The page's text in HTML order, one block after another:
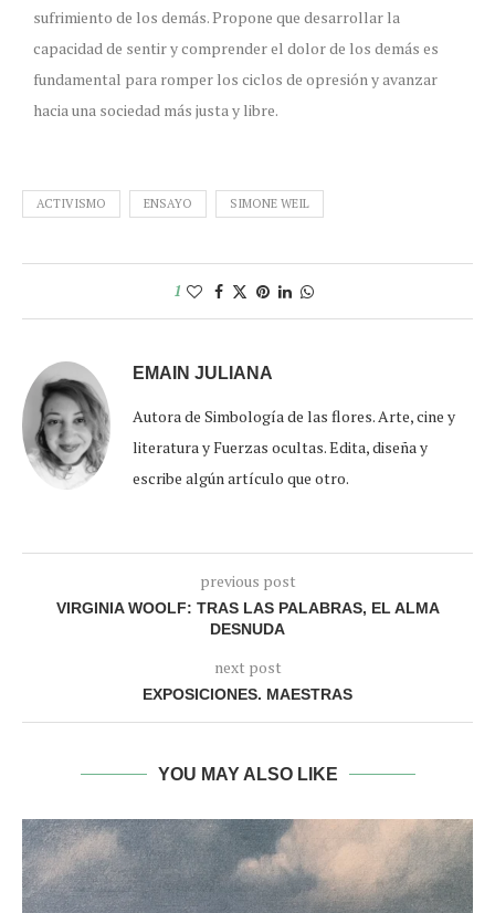
sufrimiento de los demás. Propone que desarrollar la
capacidad de sentir y comprender el dolor de los demás es
fundamental para romper los ciclos de opresión y avanzar
hacia una sociedad más justa y libre.
ACTIVISMO ENSAYO SIMONE WEIL
1
EMAIN JULIANA
Autora de Simbología de las flores. Arte, cine y
literatura y Fuerzas ocultas. Edita, diseña y
escribe algún artículo que otro.
previous post
VIRGINIA WOOLF: TRAS LAS PALABRAS, EL ALMA
DESNUDA
next post
EXPOSICIONES. MAESTRAS
YOU MAY ALSO LIKE